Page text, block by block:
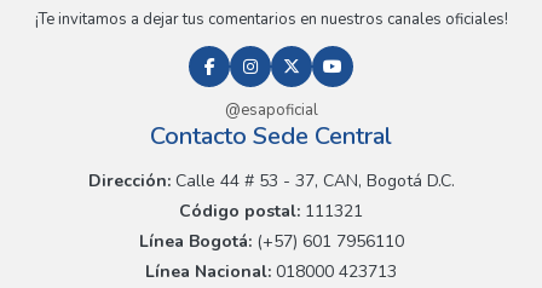
¡Te invitamos a dejar tus comentarios en nuestros canales oficiales!
@esapoficial
Contacto Sede Central
Dirección:Calle 44 # 53 - 37, CAN, Bogotá D.C.
Código postal: 111321
Línea Bogotá:(+57) 601 7956110
Línea Nacional: 018000 423713